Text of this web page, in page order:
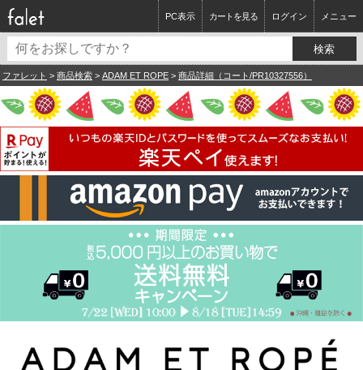
ログイン メニュー
カートを見る
PC表示
ファレット > 商品検索 > ADAM ET ROPE > 商品詳細（コート/PR10327556）